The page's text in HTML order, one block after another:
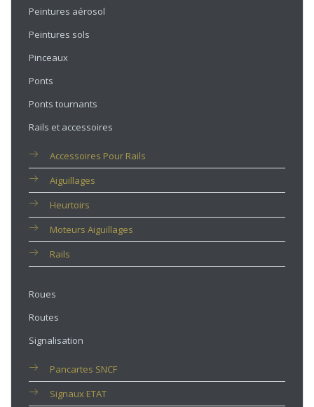
Peintures aérosol
Peintures sols
Pinceaux
Ponts
Ponts tournants
Rails et accessoires
Accessoires Pour Rails
Aiguillages
Heurtoirs
Moteurs Aiguillages
Rails
Roues
Routes
Signalisation
Pancartes SNCF
Signaux ETAT